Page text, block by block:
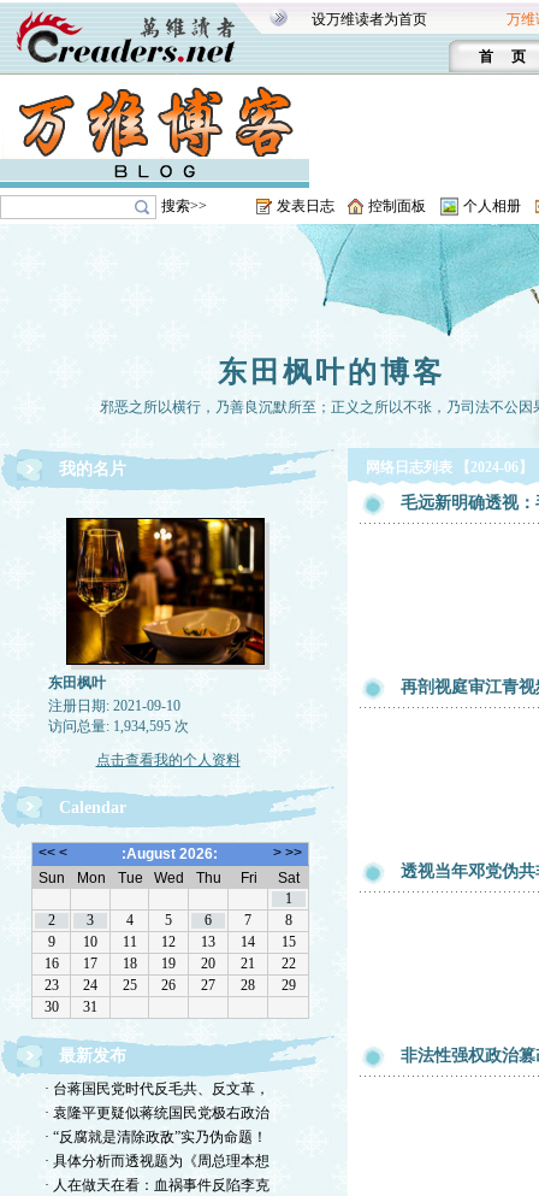
设万维读者为首页 万维
首 页
搜索>> 发表日志 控制面板 个人相册
东田枫叶的博客
邪恶之所以横行，乃善良沉默所至；正义之所以不张，乃司法不公因
我的名片
东田枫叶
注册日期: 2021-09-10
访问总量: 1,934,595 次
点击查看我的个人资料
Calendar
最新发布
· 台蒋国民党时代反毛共、反文革，
· 袁隆平更疑似蒋统国民党极右政治
· “反腐就是清除政敌”实乃伪命题！
· 具体分析而透视题为《周总理本想
· 人在做天在看：血祸事件反陷李克
网络日志列表 【2024-06】
毛远新明确透视
再剖视庭审江青
透视当年邓党伪
非法性强权政治